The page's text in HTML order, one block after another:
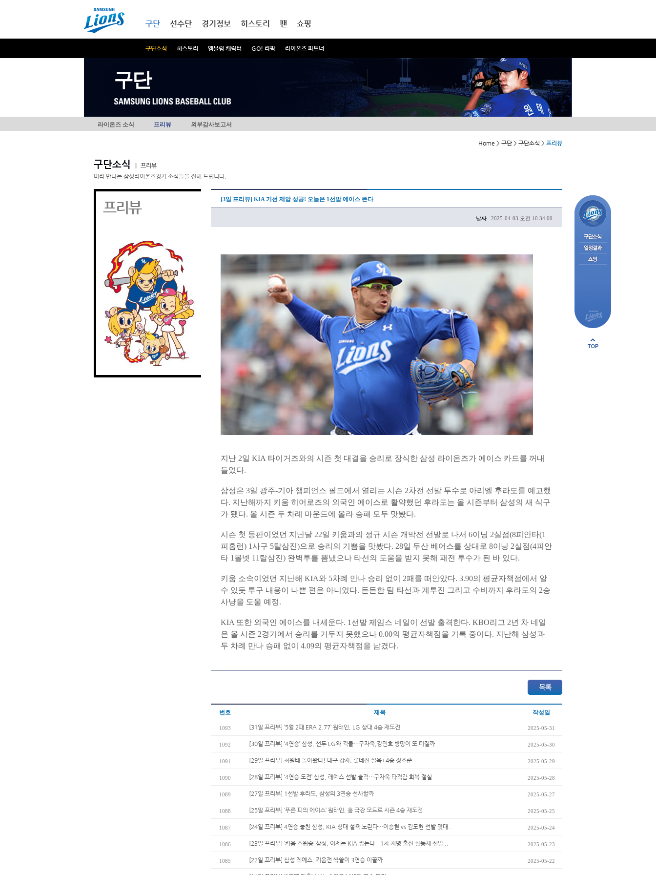
구단
구단소식 히스토리 엠블럼 캐릭터 GO! 라팍 라이온즈 파트너
선수단 경기정보 히스토리 팬 쇼핑
구단
라이온즈 소식 프리뷰 외부감사보고서
Home > 구단 > 구단소식 > 프리뷰
구단소식
프리뷰
미리 만나는 삼성라이온즈경기 소식들을 전해 드립니다.
프리뷰 [3일 프리뷰] KIA 기선 제압 성공! 오늘은 1선발 에이스 뜬다
날짜 : 2025-04-03 오전 10:34:00
지난 2일 KIA 타이거즈와의 시즌 첫 대결을 승리로 장식한 삼성 라이온즈가 에이스 카드를 꺼내
들었다.
삼성은 3일 광주-기아 챔피언스 필드에서 열리는 시즌 2차전 선발 투수로 아리엘 후라도를 예고했
다. 지난해까지 키움 히어로즈의 외국인 에이스로 활약했던 후라도는 올 시즌부터 삼성의 새 식구
가 됐다. 올 시즌 두 차례 마운드에 올라 승패 모두 맛봤다.
시즌 첫 등판이었던 지난달 22일 키움과의 정규 시즌 개막전 선발로 나서 6이닝 2실점(8피안타(1
피홈런) 1사구 5탈삼진)으로 승리의 기쁨을 맛봤다. 28일 두산 베어스를 상대로 8이닝 2실점(4피안
타 1볼넷 11탈삼진) 완벽투를 뽐냈으나 타선의 도움을 받지 못해 패전 투수가 된 바 있다.
키움 소속이었던 지난해 KIA와 5차례 만나 승리 없이 2패를 떠안았다. 3.90의 평균자책점에서 알
수 있듯 투구 내용이 나쁜 편은 아니었다. 든든한 팀 타선과 계투진 그리고 수비까지 후라도의 2승
사냥을 도울 예정.
KIA 또한 외국인 에이스를 내세운다. 1선발 제임스 네일이 선발 출격한다. KBO리그 2년 차 네일
은 올 시즌 2경기에서 승리를 거두지 못했으나 0.00의 평균자책점을 기록 중이다. 지난해 삼성과
두 차례 만나 승패 없이 4.09의 평균자책점을 남겼다.
번호 제목 작성일
1093 [31일 프리뷰] ‘5월 2패 ERA 2.77’ 원태인, LG 상대 4승 재도전 2025-05-31
1092 [30일 프리뷰] ‘4연승’ 삼성, 선두 LG와 격돌…구자욱,강민호 방망이 또 터질까 2025-05-30
1091 [29일 프리뷰] 최원태 돌아왔다! 대구 강자, 롯데전 설욕+4승 정조준 2025-05-29
1090 [28일 프리뷰] ‘4연승 도전’ 삼성, 레예스 선발 출격…구자욱 타격감 회복 절실 2025-05-28
1089 [27일 프리뷰] 1선발 후라도, 삼성의 3연승 선사할까 2025-05-27
1088 [25일 프리뷰] ‘푸른 피의 에이스’ 원태인, 홈 극강 모드로 시즌 4승 재도전 2025-05-25
1087 [24일 프리뷰] 4연승 놓친 삼성, KIA 상대 설욕 노린다…이승현 vs 김도현 선발 맞대.. 2025-05-24
1086 [23일 프리뷰] ‘키움 스윕승’ 삼성, 이제는 KIA 잡는다…1차 지명 출신 황동재 선발 .. 2025-05-23
1085 [22일 프리뷰] 삼성 레예스, 키움전 싹쓸이 3연승 이끌까 2025-05-22